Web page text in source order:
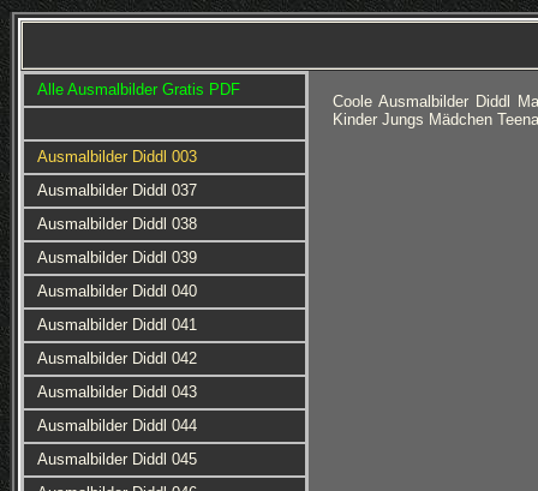
Alle Ausmalbilder Gratis PDF
Ausmalbilder Diddl 003
Ausmalbilder Diddl 037
Ausmalbilder Diddl 038
Ausmalbilder Diddl 039
Ausmalbilder Diddl 040
Ausmalbilder Diddl 041
Ausmalbilder Diddl 042
Ausmalbilder Diddl 043
Ausmalbilder Diddl 044
Ausmalbilder Diddl 045
Coole Ausmalbilder Diddl
Kinder Jungs Mädchen